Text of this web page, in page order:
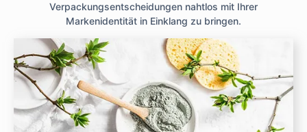
Verpackungsentscheidungen nahtlos mit Ihrer
Markenidentität in Einklang zu bringen.